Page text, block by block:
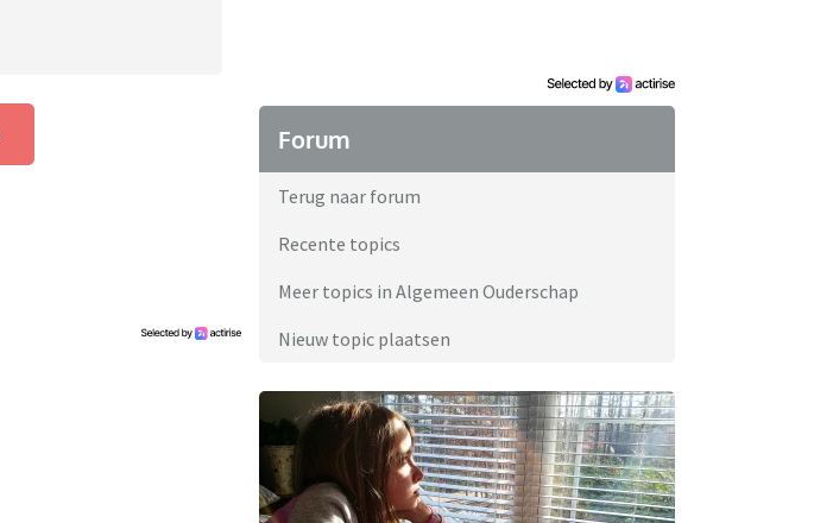
Forum
Terug naar forum
Recente topics
Meer topics in Algemeen Ouderschap
Nieuw topic plaatsen